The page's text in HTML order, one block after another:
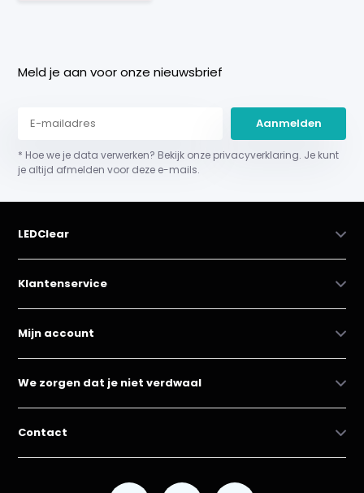
Meld je aan voor onze nieuwsbrief
Aanmelden
* Hoe we je data verwerken? Bekijk onze privacyverklaring. Je kunt
je altijd afmelden voor deze e-mails.
LEDClear
Klantenservice
Mijn account
We zorgen dat je niet verdwaal
Contact